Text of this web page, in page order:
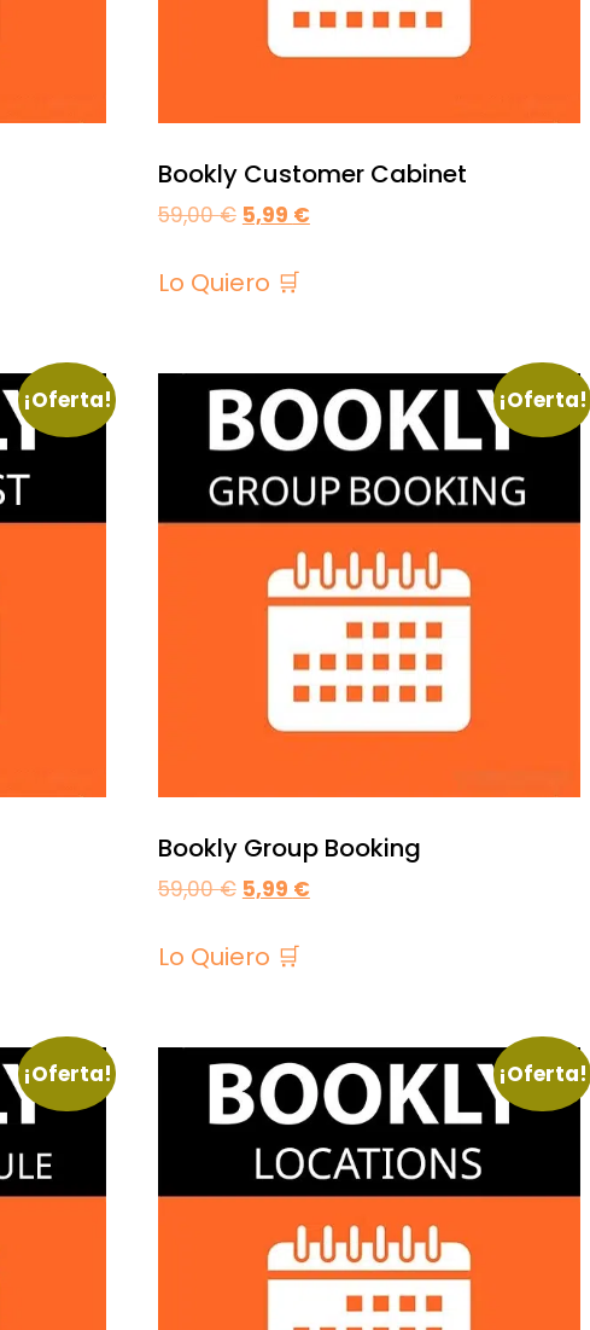
Bookly Customer Cabinet
59,00€ 5,99 €
Lo Quiero 🛒
¡Oferta! ¡Oferta!
Bookly Group Booking
59,00€ 5,99 €
Lo Quiero 🛒
¡Oferta! ¡Oferta!